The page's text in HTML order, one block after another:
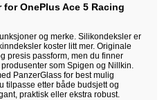
OnePlus Ace 5 Racing
og merke. Silikondeksler er
koster litt mer. Originale
presis passform, men du finner
som Spigen og Nillkin.
PanzerGlass for best mulig
tilpasse etter både budsjett og
praktisk eller ekstra robust.